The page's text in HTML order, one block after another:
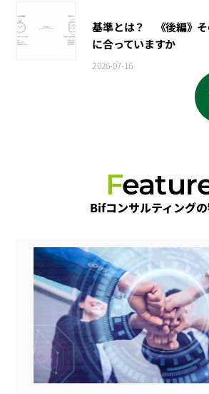
基準とは？ 《後編》そ
に合っていますか
2026-07-16
F
Bifコンサルティング